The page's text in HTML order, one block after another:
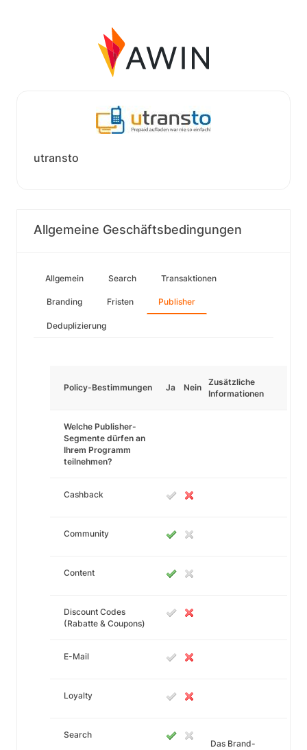
utransto
Allgemeine Geschäftsbedingungen
Allgemein Search Transaktionen
Branding Fristen Publisher
Deduplizierung
Policy-Bestimmungen Ja Nein
Zusätzliche
Informationen
Welche Publisher-
Segmente dürfen an
Ihrem Programm
teilnehmen?
Cashback
Community
Content
Discount Codes
(Rabatte & Coupons)
E-Mail
Loyalty
Search
Das Brand-